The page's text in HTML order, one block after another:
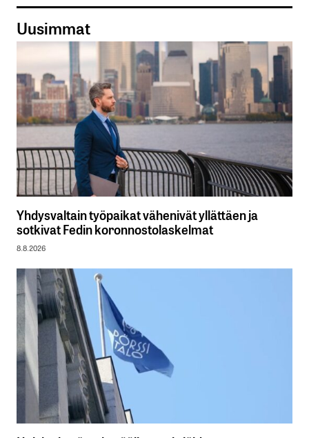
Uusimmat
Yhdysvaltain työpaikat vähenivät yllättäen ja
sotkivat Fedin koronnostolaskelmat
8.8.2026